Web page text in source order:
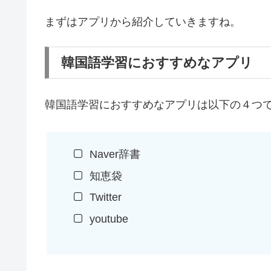
まずはアプリから紹介していきますね。
韓国語学習におすすめなアプリ
韓国語学習におすすめなアプリは以下の４つ
Naver辞書
知恵袋
Twitter
youtube